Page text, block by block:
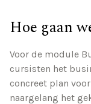
Hoe gaan
Voor de module
cursisten het
concreet plan
naargelang het